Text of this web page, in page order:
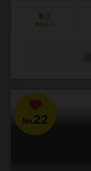
3
興味あり
No.22